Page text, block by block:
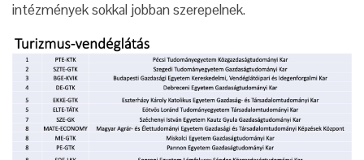
intézmények sokkal jobban szerepelnek.